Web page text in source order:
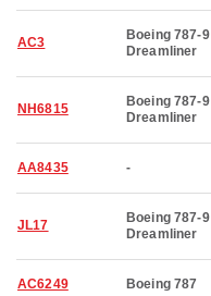
AC3
Boeing 787-9
Dreamliner
NH6815
Boeing 787-9
Dreamliner
AA8435 -
JL17
Boeing 787-9
Dreamliner
AC6249 Boeing 787